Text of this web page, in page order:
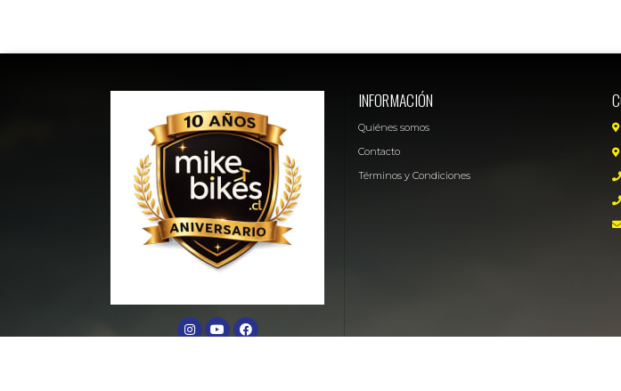
INFORMACIÓN
Quiénes somos
Contacto
Términos y Condiciones